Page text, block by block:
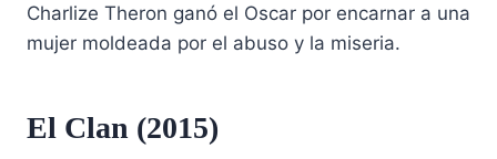
Charlize Theron ganó el Oscar por encarnar a una
mujer moldeada por el abuso y la miseria.
El Clan (2015)